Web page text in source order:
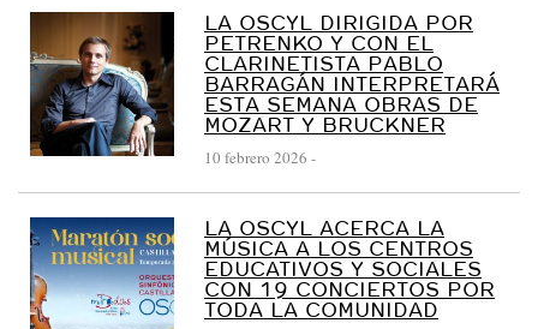
LA OSCYL DIRIGIDA POR
PETRENKO Y CON EL
CLARINETISTA PABLO
BARRAGÁN INTERPRETARÁ
ESTA SEMANA OBRAS DE
MOZART Y BRUCKNER
10 febrero 2026 -
LA OSCYL ACERCA LA
MÚSICA A LOS CENTROS
EDUCATIVOS Y SOCIALES
CON 19 CONCIERTOS POR
TODA LA COMUNIDAD